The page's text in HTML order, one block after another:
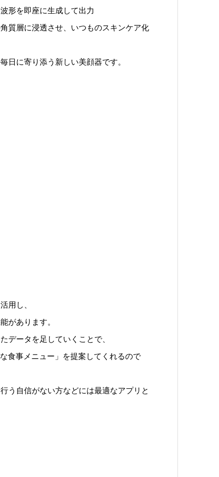
形を即座に生成して出力
質層に浸透させ、いつものスキンケア化
日に寄り添う新しい美顔器です。
用し、
があります。
データを足していくことで、
食事メニュー」を提案してくれるので
う自信がない方などには最適なアプリと